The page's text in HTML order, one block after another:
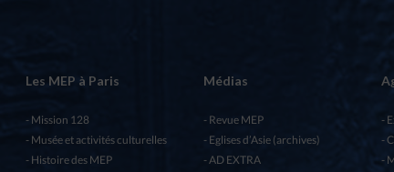
Les MEP à Paris
Mission 128
Musée et activités culturelles
Histoire des MEP
Médias
Revue MEP
Eglises d’Asie (archives)
AD EXTRA